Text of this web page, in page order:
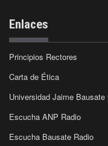
Enlaces
Principios Rectores
Carta de Ética
Universidad Jaime
Escucha ANP Radio
Escucha Bausate Radio